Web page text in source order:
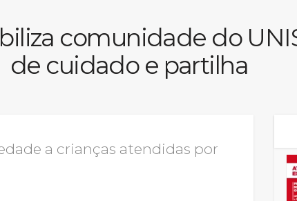
Contatos
Calendário
comunidade do
de cuidado e partilha
a crianças atendidas por